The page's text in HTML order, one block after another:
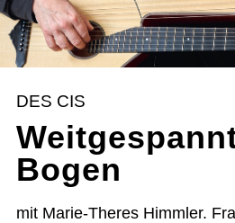
DES CIS
Bogen
mit Marie-Theres Himmler.